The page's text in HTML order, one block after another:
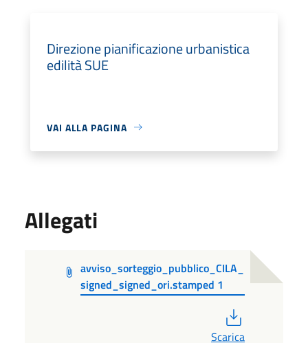
Direzione pianificazione urbanistica
edilità SUE
VAI ALLA PAGINA
Allegati
avviso_sorteggio_pubblico_CILA_
signed_signed_ori.stamped 1
Scarica